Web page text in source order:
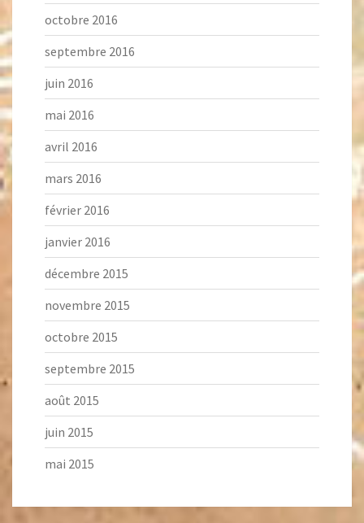
octobre 2016
septembre 2016
juin 2016
mai 2016
avril 2016
mars 2016
février 2016
janvier 2016
décembre 2015
novembre 2015
octobre 2015
septembre 2015
août 2015
juin 2015
mai 2015